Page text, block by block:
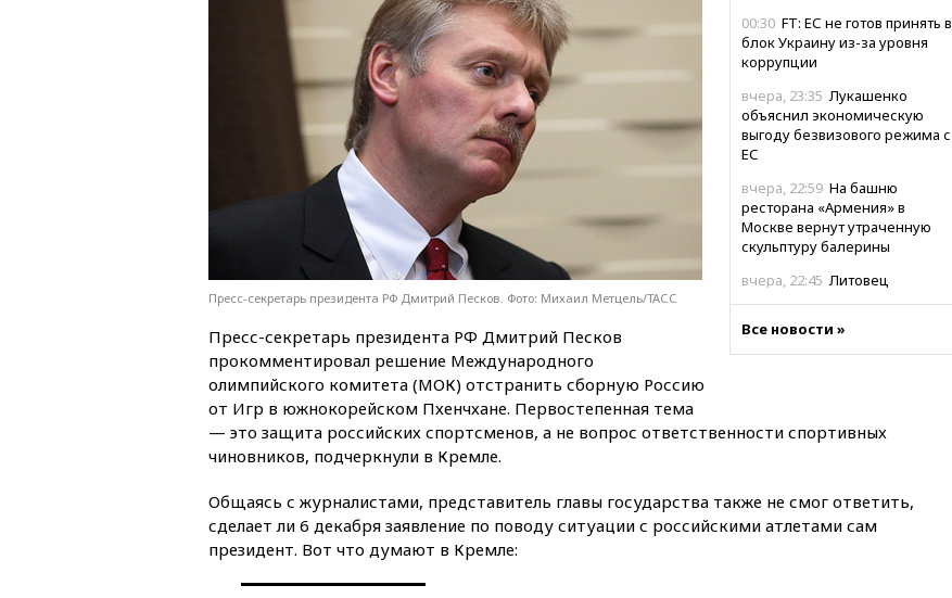
00:30 FT: ЕС не готов принять в
блок Украину из-за уровня
коррупции
вчера, 23:35 Лукашенко
объяснил экономическую
выгоду безвизового режима с
ЕС
вчера, 22:59 На башню
ресторана «Армения» в
Москве вернут утраченную
скульптуру балерины
вчера, 22:45 Литовец
вчера, 22:28Бессент
вчера, 22:15 Три человека
выделить средства на новые
Все новости »
Пресс-секретарь президента РФ Дмитрий Песков. Фото: Михаил Метцель/ТАСС
Пресс-секретарь президента РФ Дмитрий Песков
прокомментировал решение Международного
олимпийского комитета (МОК) отстранить сборную Россию
от Игр в южнокорейском Пхенчхане. Первостепенная тема
— это защита российских спортсменов, а не вопрос ответственности спортивных
чиновников, подчеркнули в Кремле.
Общаясь с журналистами, представитель главы государства также не смог ответить,
сделает ли 6 декабря заявление по поводу ситуации с российскими атлетами сам
президент. Вот что думают в Кремле: